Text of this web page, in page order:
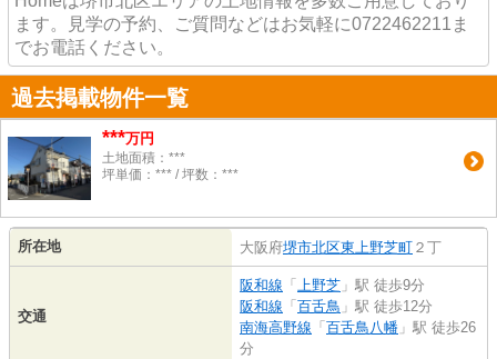
ます。見学の予約、ご質問などはお気軽に0722462211ま
でお電話ください。
過去掲載物件一覧
***万円
土地面積：***
坪単価：*** / 坪数：***
所在地 大阪府堺市北区東上野芝町 ２丁
交通
阪和線 「 上野芝 」駅 徒歩9分
阪和線 「 百舌鳥 」駅 徒歩12分
南海高野線 「 百舌鳥八幡 」駅 徒歩26
分